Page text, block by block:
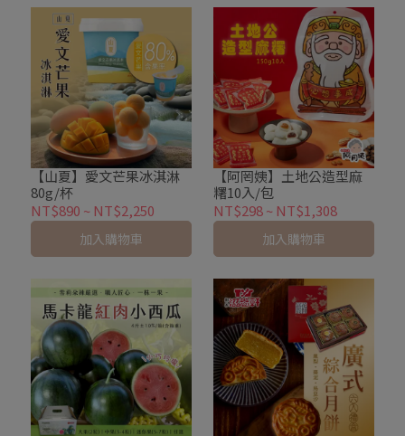
【山夏】愛文芒果冰淇淋
80g/杯
NT$890 ~ NT$2,250
加入購物車
【阿罔姨】土地公造型麻
糬10入/包
NT$298~ NT$1,308
加入購物車